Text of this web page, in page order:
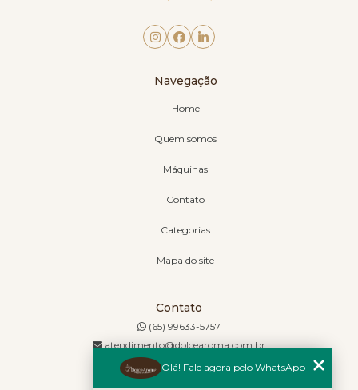
Navegação
Home
Quem somos
Máquinas
Contato
Categorias
Mapa do site
Contato
(65) 99633-5757
atendimento@dolcearoma.com.br
Olá! Fale agora pelo WhatsApp